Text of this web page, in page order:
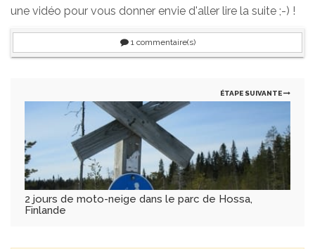
une vidéo pour vous donner envie d'aller lire la suite ;-) !
1 commentaire(s)
ÉTAPE SUIVANTE
2 jours de moto-neige dans le parc de Hossa,
Finlande